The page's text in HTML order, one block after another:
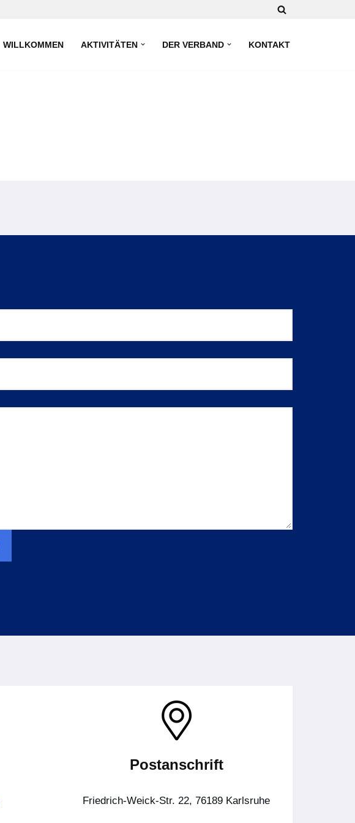
WILLKOMMEN AKTIVITÄTEN DER VERBAND KONTAKT
Postanschrift
Friedrich-Weick-Str. 22, 76189 Karlsruhe